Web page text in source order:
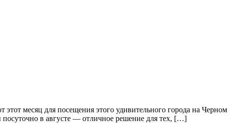
месяц для посещения этого удивительного города на Черном
посуточно в августе — отличное решение для тех, […]